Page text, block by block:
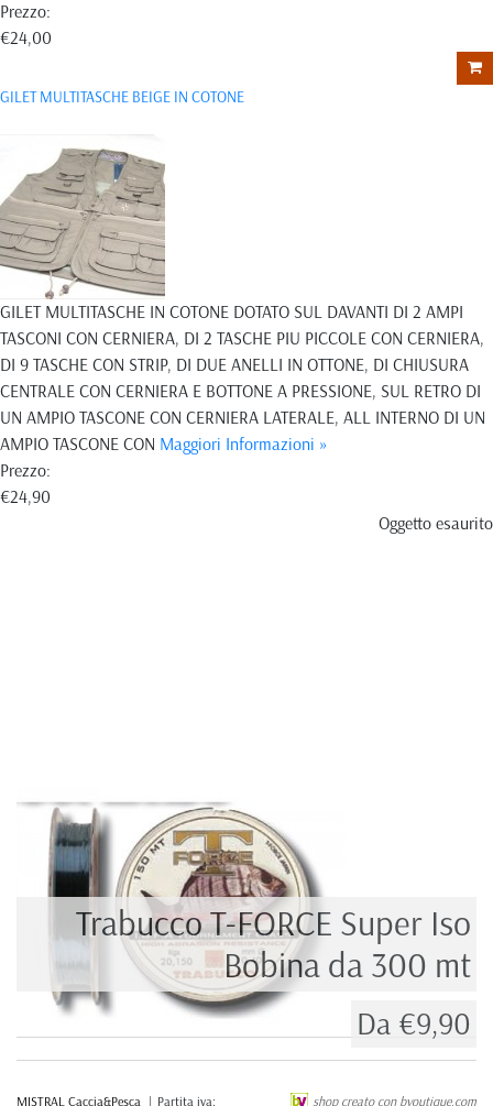
Prezzo:
€24,00
GILET MULTITASCHE BEIGE IN COTONE
GILET MULTITASCHE IN COTONE DOTATO SUL DAVANTI DI 2 AMPI
TASCONI CON CERNIERA, DI 2 TASCHE PIU PICCOLE CON CERNIERA,
DI 9 TASCHE CON STRIP, DI DUE ANELLI IN OTTONE, DI CHIUSURA
CENTRALE CON CERNIERA E BOTTONE A PRESSIONE, SUL RETRO DI
UN AMPIO TASCONE CON CERNIERA LATERALE, ALL INTERNO DI UN
AMPIO TASCONE CON Maggiori Informazioni »
Prezzo:
€24,90
Oggetto esaurito
Trabucco T-FORCE Super Iso
Bobina da 300 mt
Da €9,90
MISTRAL Caccia&Pesca | Partita iva: shop creato con byoutique.com